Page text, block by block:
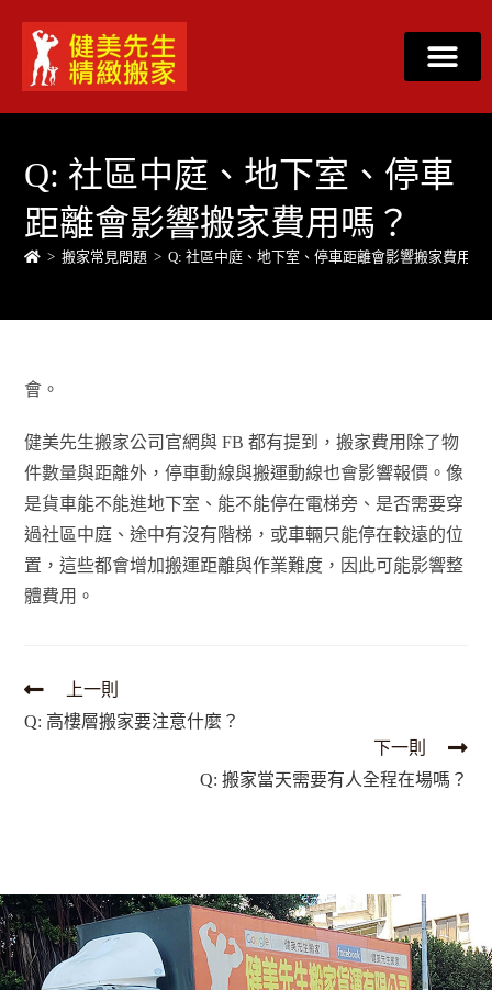
Q: 社區中庭、地下室、停車
距離會影響搬家費用嗎？
> 搬家常見問題 > Q: 社區中庭、地下室、停車距離會影響搬家費用嗎
會。
健美先生搬家公司官網與 FB 都有提到，搬家費用除了物
件數量與距離外，停車動線與搬運動線也會影響報價。像
是貨車能不能進地下室、能不能停在電梯旁、是否需要穿
過社區中庭、途中有沒有階梯，或車輛只能停在較遠的位
置，這些都會增加搬運距離與作業難度，因此可能影響整
體費用。
上一則
Q: 高樓層搬家要注意什麼？
下一則
Q: 搬家當天需要有人全程在場嗎？